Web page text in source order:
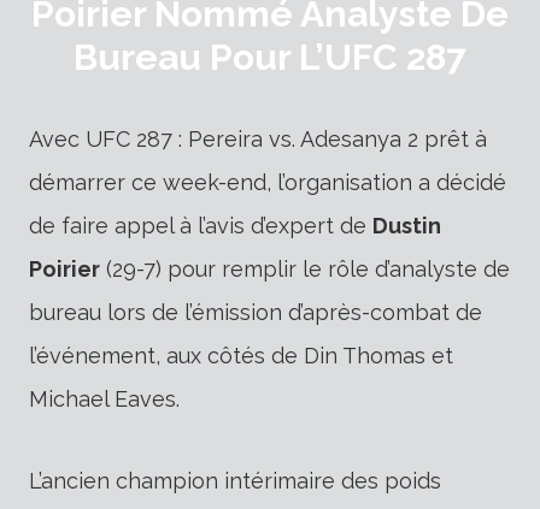
Poirier Nommé Analyste De
Bureau Pour L’UFC 287
Avec UFC 287 : Pereira vs. Adesanya 2 prêt à
démarrer ce week-end, l’organisation a décidé
de faire appel à l’avis d’expert de Dustin
Poirier (29-7) pour remplir le rôle d’analyste de
bureau lors de l’émission d’après-combat de
l’événement, aux côtés de Din Thomas et
Michael Eaves.
L’ancien champion intérimaire des poids